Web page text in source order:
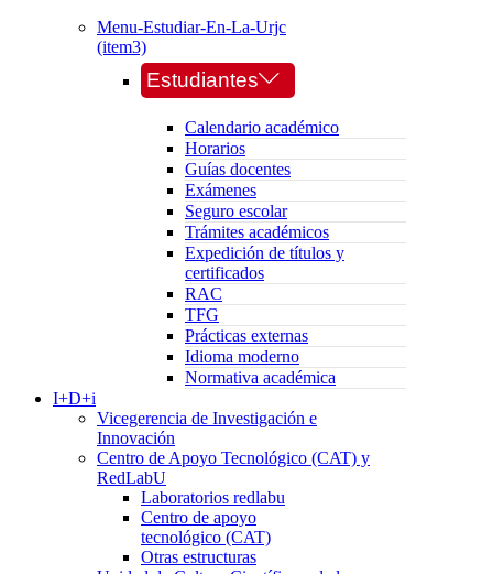
Menu-Estudiar-En-La-Urjc
(item3)
Estudiantes
Calendario académico
Horarios
Guías docentes
Exámenes
Seguro escolar
Trámites académicos
Expedición de títulos y
certificados
RAC
TFG
Prácticas externas
Idioma moderno
Normativa académica
I+D+i
Vicegerencia de Investigación e
Innovación
Centro de Apoyo Tecnológico (CAT) y
RedLabU
Laboratorios redlabu
Centro de apoyo
tecnológico (CAT)
Otras estructuras